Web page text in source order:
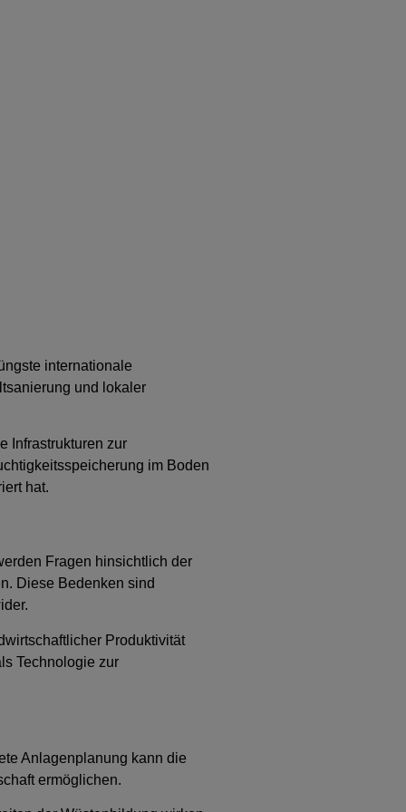
internationale
und lokaler
Infrastrukturen zur
im Boden
hat.
Fragen hinsichtlich der
Diese Bedenken sind
Produktivität
Technologie zur
Anlagenplanung kann die
ermöglichen.